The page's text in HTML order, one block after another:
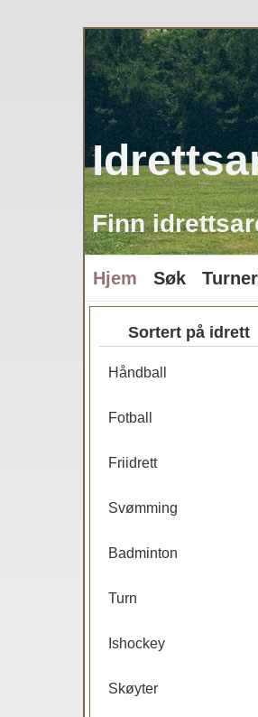
Finn
Hjem Søk
Sortert på idrett
Håndball
Fotball
Friidrett
Svømming
Badminton
Turn
Ishockey
Skøyter